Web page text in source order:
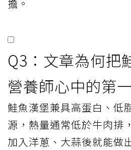
擔。
Q3：文章為何把
營養師心中的第
鮭魚漢堡兼具高蛋白、低
源，熱量通常低於牛肉排
加入洋蔥、大蒜後就能做